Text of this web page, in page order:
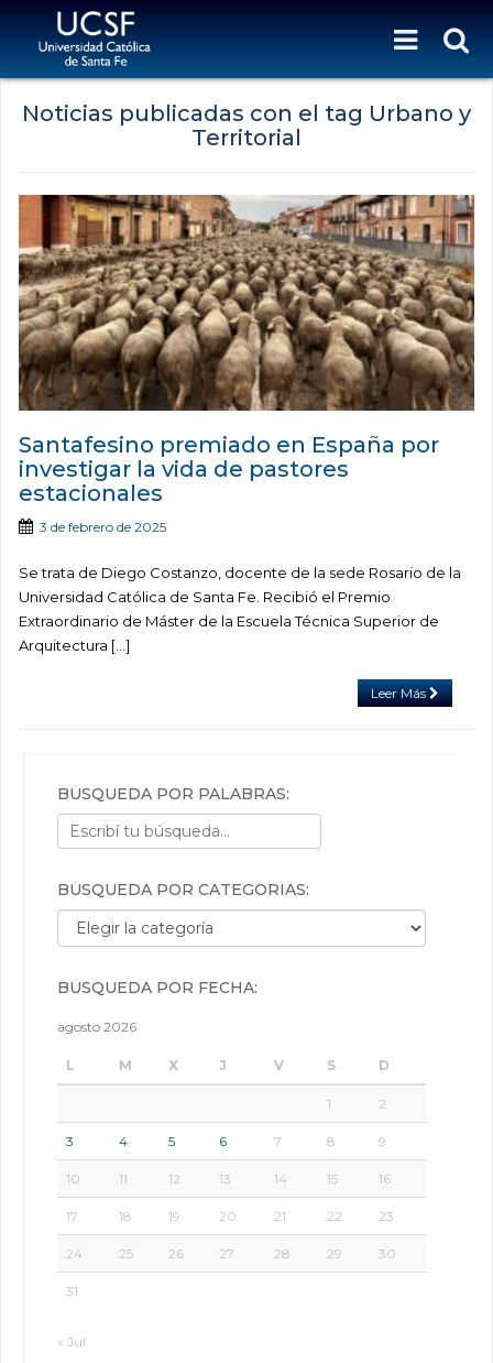
Noticias publicadas con el tag Urbano y
Territorial
Santafesino premiado en España por
investigar la vida de pastores
estacionales
3 de febrero de 2025
Se trata de Diego Costanzo, docente de la sede Rosario de la
Universidad Católica de Santa Fe. Recibió el Premio
Extraordinario de Máster de la Escuela Técnica Superior de
Arquitectura […]
Leer Más
BÚSQUEDA POR PALABRAS:
BÚSQUEDA POR CATEGORÍAS:
Búsqueda por categorías:
BÚSQUEDA POR FECHA:
agosto 2026
L M X J V S D
1 2
3 4 5 6 7 8 9
10 11 12 13 14 15 16
17 18 19 20 21 22 23
24 25 26 27 28 29 30
31
« Jul